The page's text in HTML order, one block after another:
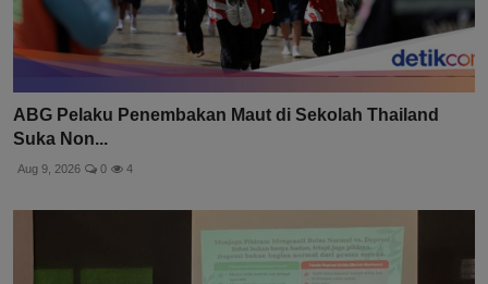
ABG Pelaku Penembakan Maut di Sekolah Thailand
Suka Non...
Aug 9, 2026 0 4